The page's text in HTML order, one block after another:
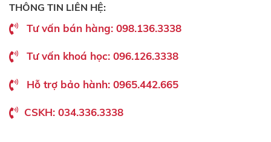
THÔNG TIN LIÊN HỆ:
Tư vấn bán hàng: 098.136.3338
Tư vấn khoá học: 096.126.3338
Hỗ trợ bảo hành: 0965.442.665
CSKH: 034.336.3338